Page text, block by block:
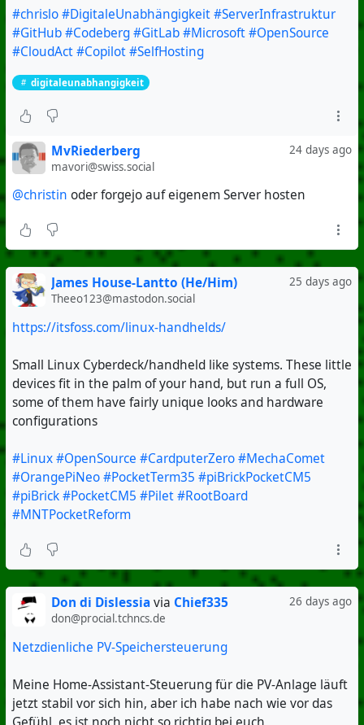
#chrislo#DigitaleUnabhängigkeit#ServerInfrastruktur
#GitHub#Codeberg#GitLab#Microsoft#OpenSource
#CloudAct#Copilot#SelfHosting
digitaleunabhangigkeit
24 days ago
MvRiederberg
mavori@swiss.social
@christin oder forgejo auf eigenem Server hosten
25 days ago
James House-Lantto (He/Him)
Theeo123@mastodon.social
https://itsfoss.com/linux-handhelds/
Small Linux Cyberdeck/handheld like systems. These little
devices fit in the palm of your hand, but run a full OS,
some of them have fairly unique looks and hardware
configurations
#Linux#OpenSource #CardputerZero#MechaComet
#OrangePiNeo#PocketTerm35 #piBrickPocketCM5
#piBrick#PocketCM5 #Pilet#RootBoard
#MNTPocketReform
26 days ago
Don di Dislessiavia Chief335
don@procial.tchncs.de
Netzdienliche PV-Speichersteuerung
Meine Home-Assistant-Steuerung für die PV-Anlage läuft
jetzt stabil vor sich hin, aber ich habe nach wie vor das